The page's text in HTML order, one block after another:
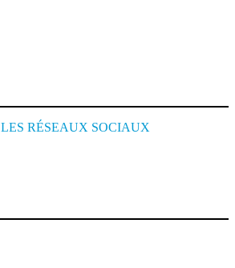
RÉSEAUX SOCIAUX